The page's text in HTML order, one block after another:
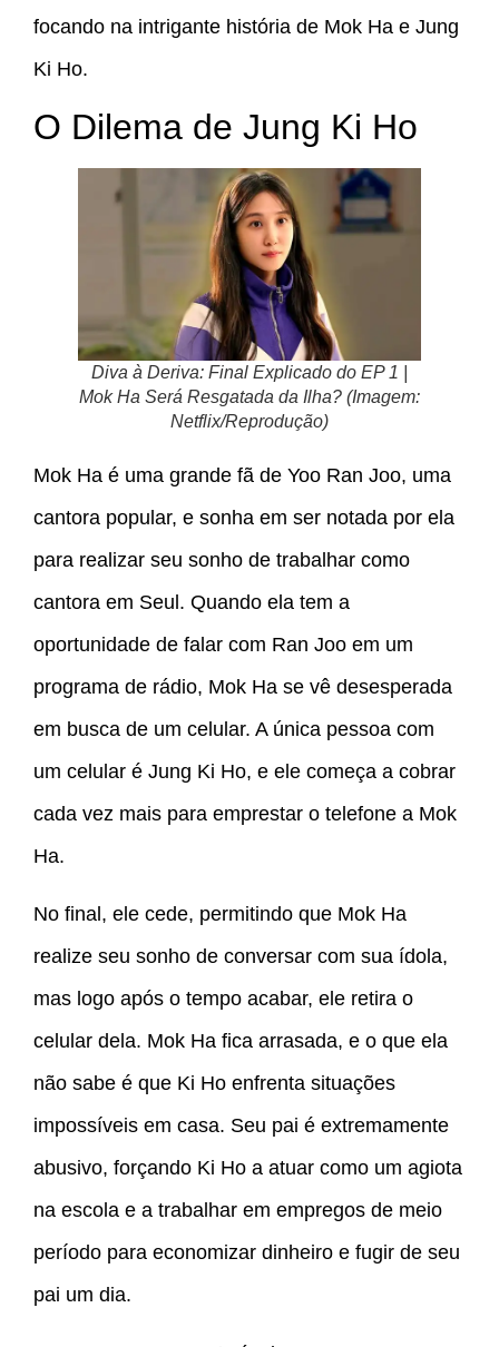
focando na intrigante história de Mok Ha e Jung
Ki Ho.
O Dilema de Jung Ki Ho
Diva à Deriva: Final Explicado do EP 1 |
Mok Ha Será Resgatada da Ilha? (Imagem:
Netflix/Reprodução)
Mok Ha é uma grande fã de Yoo Ran Joo, uma
cantora popular, e sonha em ser notada por ela
para realizar seu sonho de trabalhar como
cantora em Seul. Quando ela tem a
oportunidade de falar com Ran Joo em um
programa de rádio, Mok Ha se vê desesperada
em busca de um celular. A única pessoa com
um celular é Jung Ki Ho, e ele começa a cobrar
cada vez mais para emprestar o telefone a Mok
Ha.
No final, ele cede, permitindo que Mok Ha
realize seu sonho de conversar com sua ídola,
mas logo após o tempo acabar, ele retira o
celular dela. Mok Ha fica arrasada, e o que ela
não sabe é que Ki Ho enfrenta situações
impossíveis em casa. Seu pai é extremamente
abusivo, forçando Ki Ho a atuar como um agiota
na escola e a trabalhar em empregos de meio
período para economizar dinheiro e fugir de seu
pai um dia.